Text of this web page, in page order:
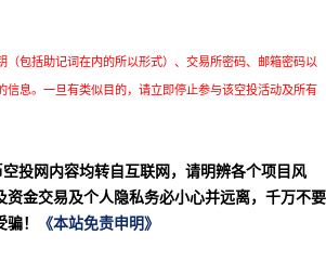
（包括助记词在内的所以形式）、交易所密码、邮箱密码以
信息。一旦有类似目的，请立即停止参与该空投活动及所有
空投网内容均转自互联网，请明辨各个项目风
资金交易及个人隐私务必小心并远离，千万不要
！
《本站免责申明》